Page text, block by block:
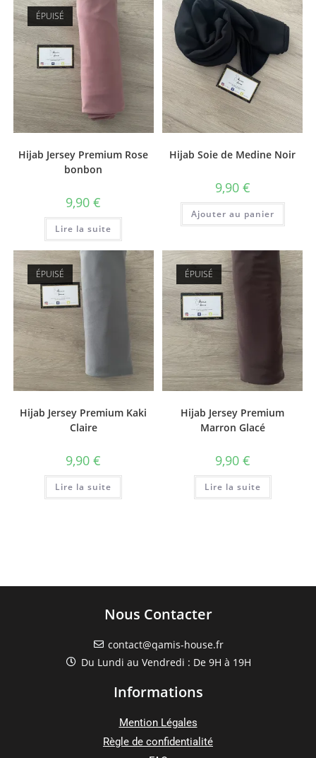
ÉPUISÉ
Hijab Jersey Premium Rose
bonbon
9,90€
Lire la suite
Hijab Soie de Medine Noir
9,90 €
Ajouter au panier
ÉPUISÉ
Hijab Jersey Premium Kaki
Claire
9,90€
Lire la suite
ÉPUISÉ
Hijab Jersey Premium
Marron Glacé
9,90 €
Lire la suite
Nous Contacter
contact@qamis-house.fr
Du Lundi au Vendredi : De 9H à 19H
Informations
Mention Légales
Règle de confidentialité